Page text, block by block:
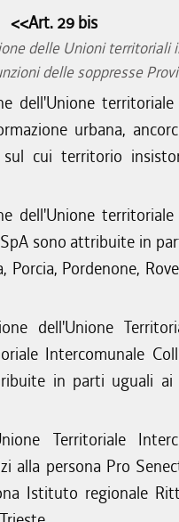
<<Art. 29 bis
delle Unioni territoriali
delle soppresse
dell'Unione
urbana,
cui territorio
dell'Unione
sono attribuite in
Porcia, Pordenone,
dell'Unione
Intercomunale
in parti uguali ai
Territoriale
alla persona Pro
Istituto regionale